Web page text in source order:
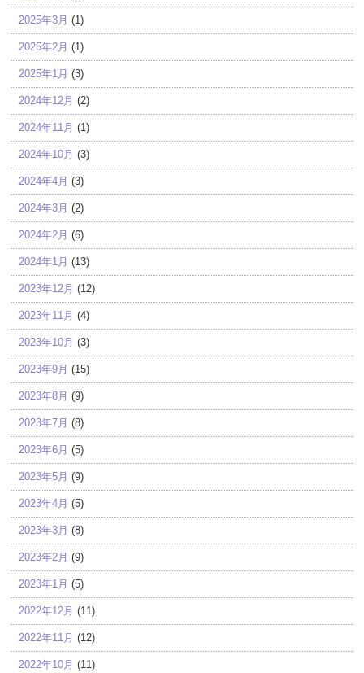
2025年3月 (1)
2025年2月 (1)
2025年1月 (3)
2024年12月 (2)
2024年11月 (1)
2024年10月 (3)
2024年4月 (3)
2024年3月 (2)
2024年2月 (6)
2024年1月 (13)
2023年12月 (12)
2023年11月 (4)
2023年10月 (3)
2023年9月 (15)
2023年8月 (9)
2023年7月 (8)
2023年6月 (5)
2023年5月 (9)
2023年4月 (5)
2023年3月 (8)
2023年2月 (9)
2023年1月 (5)
2022年12月 (11)
2022年11月 (12)
2022年10月 (11)